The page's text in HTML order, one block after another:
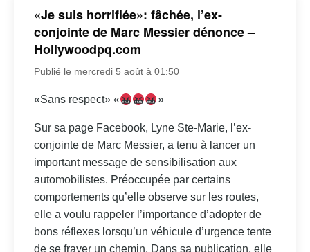
«Je suis horrifiée»: fâchée, l’ex-
conjointe de Marc Messier dénonce –
Hollywoodpq.com
Publié le mercredi 5 août à 01:50
«Sans respect» « »
Sur sa page Facebook, Lyne Ste-Marie, l’ex-
conjointe de Marc Messier, a tenu à lancer un
important message de sensibilisation aux
automobilistes. Préoccupée par certains
comportements qu’elle observe sur les routes,
elle a voulu rappeler l’importance d’adopter de
bons réflexes lorsqu’un véhicule d’urgence tente
de se frayer un chemin. Dans sa publication, elle